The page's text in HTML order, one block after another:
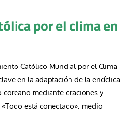
por el clima en
Católico Mundial por el Clima
en la adaptación de la encíclica
mediante oraciones y
está conectado»: medio